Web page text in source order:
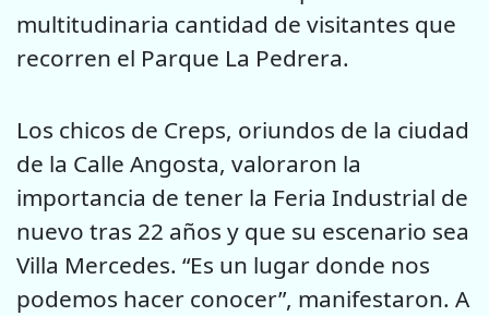
multitudinaria cantidad de visitantes que
recorren el Parque La Pedrera.
Los chicos de Creps, oriundos de la ciudad
de la Calle Angosta, valoraron la
importancia de tener la Feria Industrial de
nuevo tras 22 años y que su escenario sea
Villa Mercedes. “Es un lugar donde nos
podemos hacer conocer”, manifestaron. A